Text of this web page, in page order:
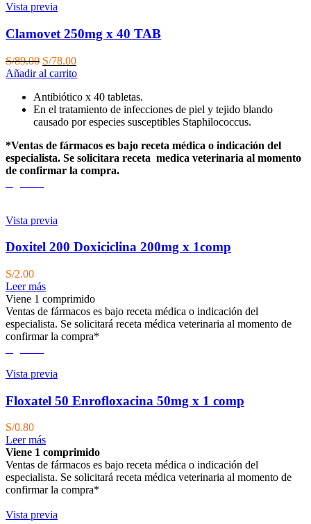
Vista previa
Clamovet 250mg x 40 TAB
S/89.00 El
precio
era:
S/89.00.
S/78.00El
precio
es:
S/78.00.
Añadir al carrito
Antibiótico x 40 tabletas.
En el tratamiento de infecciones de piel y tejido blando
causado por especies susceptibles Staphilococcus.
*Ventas de fármacos es bajo receta médica o indicación del
especialista. Se solicitara receta medica veterinaria al momento
de confirmar la compra.
Vista previa
Doxitel 200 Doxiciclina 200mg x 1comp
S/2.00
Leer más
Viene 1 comprimido
Ventas de fármacos es bajo receta médica o indicación del
especialista. Se solicitará receta médica veterinaria al momento de
confirmar la compra*
Vista previa
Floxatel 50 Enrofloxacina 50mg x 1 comp
S/0.80
Leer más
Viene 1 comprimido
Ventas de fármacos es bajo receta médica o indicación del
especialista. Se solicitará receta médica veterinaria al momento de
confirmar la compra*
Vista previa